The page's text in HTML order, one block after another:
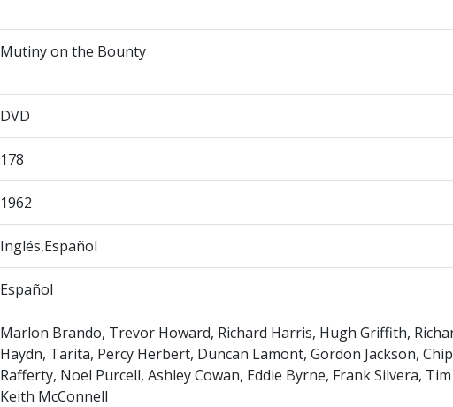
Mutiny on the Bounty
DVD
178
1962
Inglés,Español
Español
Marlon Brando, Trevor Howard, Richard Harris, Hugh Griffith,
Haydn, Tarita, Percy Herbert, Duncan Lamont, Gordon Jackson,
Rafferty, Noel Purcell, Ashley Cowan, Eddie Byrne, Frank Silvera, Tim
Keith McConnell